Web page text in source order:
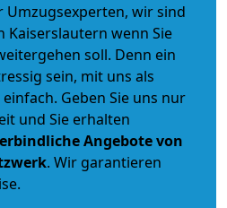
Umzugsexperten, wir sind
wenn Sie
soll. Denn ein
sein, mit uns als
Geben Sie uns nur
und Sie erhalten
Angebote von
. Wir garantieren